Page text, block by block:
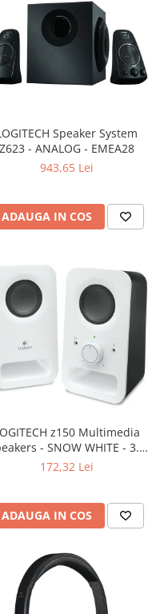
Speaker System
Z623 - ANALOG - EMEA28
943,65 Lei
ADAUGA IN COS
z150 Multimedia
- SNOW WHITE - 3.5
MM - EU
172,32 Lei
ADAUGA IN COS